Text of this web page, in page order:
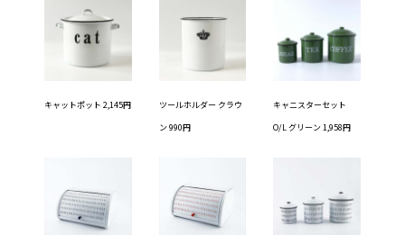
キャットポット 2,145円
ツールホルダー クラウ
ン 990円
キャニスターセット
O/L グリーン 1,958円